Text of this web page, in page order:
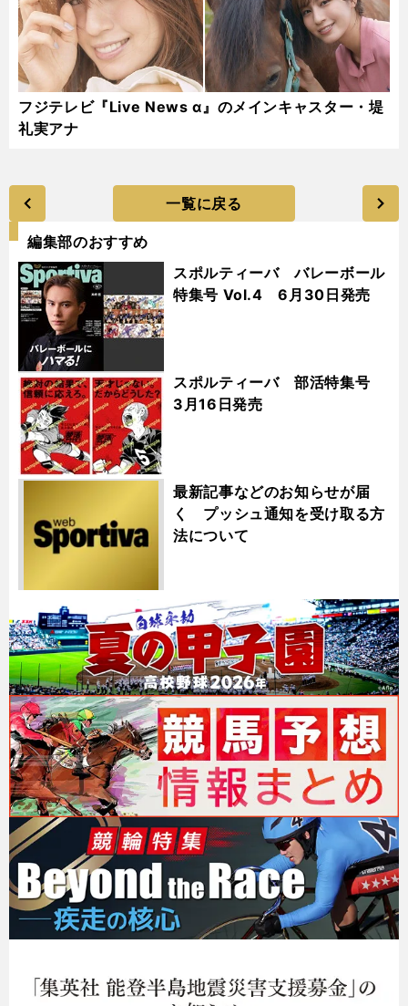
フジテレビ『Live News α』のメインキャスター・堤
礼実アナ
一覧に戻る
編集部のおすすめ
スポルティーバ バレーボール
特集号 Vol.4 6月30日発売
スポルティーバ 部活特集号
3月16日発売
最新記事などのお知らせが届
く プッシュ通知を受け取る方
法について